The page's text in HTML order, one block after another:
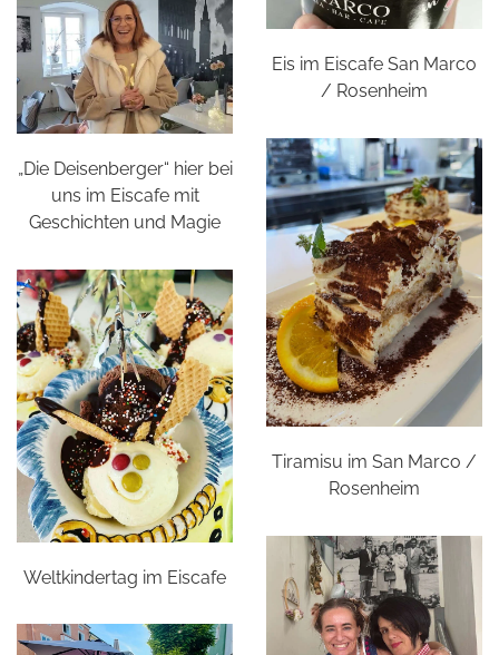
Eis im Eiscafe San Marco
/ Rosenheim
„Die Deisenberger“ hier bei
uns im Eiscafe mit
Geschichten und Magie
Tiramisu im San Marco /
Rosenheim
Weltkindertag im Eiscafe